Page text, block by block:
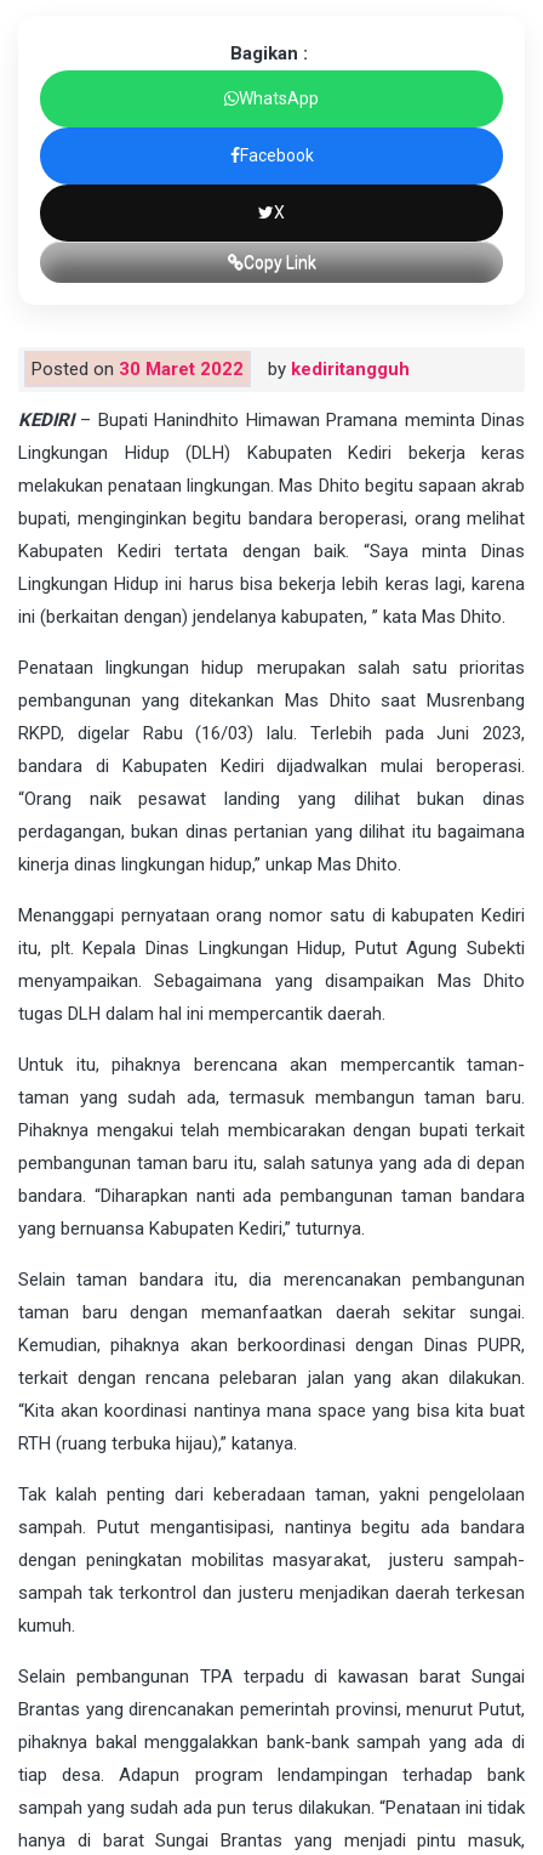
Bagikan :
WhatsApp
Facebook
X
Copy Link
Posted on 30 Maret 2022 by kediritangguh
KEDIRI – Bupati Hanindhito Himawan Pramana meminta Dinas
Lingkungan Hidup (DLH) Kabupaten Kediri bekerja keras
melakukan penataan lingkungan. Mas Dhito begitu sapaan akrab
bupati, menginginkan begitu bandara beroperasi, orang melihat
Kabupaten Kediri tertata dengan baik. “Saya minta Dinas
Lingkungan Hidup ini harus bisa bekerja lebih keras lagi, karena
ini (berkaitan dengan) jendelanya kabupaten, ” kata Mas Dhito.
Penataan lingkungan hidup merupakan salah satu prioritas
pembangunan yang ditekankan Mas Dhito saat Musrenbang
RKPD, digelar Rabu (16/03) lalu. Terlebih pada Juni 2023,
bandara di Kabupaten Kediri dijadwalkan mulai beroperasi.
“Orang naik pesawat landing yang dilihat bukan dinas
perdagangan, bukan dinas pertanian yang dilihat itu bagaimana
kinerja dinas lingkungan hidup,” unkap Mas Dhito.
Menanggapi pernyataan orang nomor satu di kabupaten Kediri
itu, plt. Kepala Dinas Lingkungan Hidup, Putut Agung Subekti
menyampaikan. Sebagaimana yang disampaikan Mas Dhito
tugas DLH dalam hal ini mempercantik daerah.
Untuk itu, pihaknya berencana akan mempercantik taman-
taman yang sudah ada, termasuk membangun taman baru.
Pihaknya mengakui telah membicarakan dengan bupati terkait
pembangunan taman baru itu, salah satunya yang ada di depan
bandara. “Diharapkan nanti ada pembangunan taman bandara
yang bernuansa Kabupaten Kediri,” tuturnya.
Selain taman bandara itu, dia merencanakan pembangunan
taman baru dengan memanfaatkan daerah sekitar sungai.
Kemudian, pihaknya akan berkoordinasi dengan Dinas PUPR,
terkait dengan rencana pelebaran jalan yang akan dilakukan.
“Kita akan koordinasi nantinya mana space yang bisa kita buat
RTH (ruang terbuka hijau),” katanya.
Tak kalah penting dari keberadaan taman, yakni pengelolaan
sampah. Putut mengantisipasi, nantinya begitu ada bandara
dengan peningkatan mobilitas masyarakat, justeru sampah-
sampah tak terkontrol dan justeru menjadikan daerah terkesan
kumuh.
Selain pembangunan TPA terpadu di kawasan barat Sungai
Brantas yang direncanakan pemerintah provinsi, menurut Putut,
pihaknya bakal menggalakkan bank-bank sampah yang ada di
tiap desa. Adapun program lendampingan terhadap bank
sampah yang sudah ada pun terus dilakukan. “Penataan ini tidak
hanya di barat Sungai Brantas yang menjadi pintu masuk,